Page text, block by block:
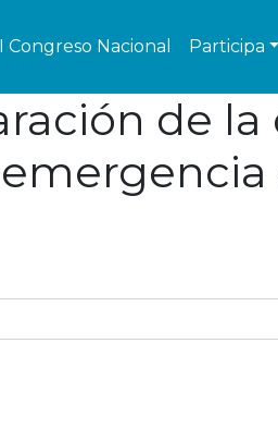
Congreso Nacional Participa
de